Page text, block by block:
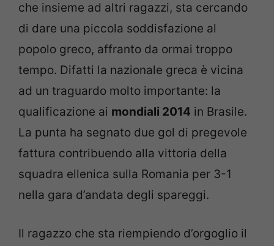
che insieme ad altri ragazzi, sta cercando
di dare una piccola soddisfazione al
popolo greco, affranto da ormai troppo
tempo. Difatti la nazionale greca è vicina
ad un traguardo molto importante: la
qualificazione ai mondiali 2014 in Brasile.
La punta ha segnato due gol di pregevole
fattura contribuendo alla vittoria della
squadra ellenica sulla Romania per 3-1
nella gara d’andata degli spareggi.
Il ragazzo che sta riempiendo d’orgoglio il